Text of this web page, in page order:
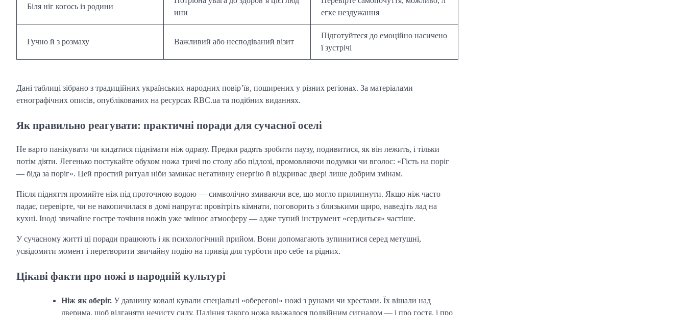
Біля ніг когось із родини
ини
егке нездужання
Гучно й з розмаху Важливий або несподіваний візит
Підготуйтеся до емоційно насичено
ї зустрічі
Дані таблиці зібрано з традиційних українських народних повір’їв, поширених у різних регіонах. За матеріалами
етнографічних описів, опублікованих на ресурсах RBC.ua та подібних виданнях.
Як правильно реагувати: практичні поради для сучасної оселі
Не варто панікувати чи кидатися піднімати ніж одразу. Предки радять зробити паузу, подивитися, як він лежить, і тільки
потім діяти. Легенько постукайте обухом ножа тричі по столу або підлозі, промовляючи подумки чи вголос: «Гість на поріг
— біда за поріг». Цей простий ритуал ніби замикає негативну енергію й відкриває двері лише добрим змінам.
Після підняття промийте ніж під проточною водою — символічно змиваючи все, що могло прилипнути. Якщо ніж часто
падає, перевірте, чи не накопичилася в домі напруга: провітріть кімнати, поговорить з близькими щиро, наведіть лад на
кухні. Іноді звичайне гостре точіння ножів уже змінює атмосферу — адже тупий інструмент «сердиться» частіше.
У сучасному житті ці поради працюють і як психологічний прийом. Вони допомагають зупинитися серед метушні,
усвідомити момент і перетворити звичайну подію на привід для турботи про себе та рідних.
Цікаві факти про ножі в народній культурі
Ніж як оберіг. У давнину ковалі кували спеціальні «оберегові» ножі з рунами чи хрестами. Їх вішали над
дверима, щоб відганяти нечисту силу. Падіння такого ножа вважалося подвійним сигналом — і про гостя, і про